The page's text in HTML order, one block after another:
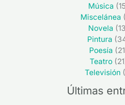
Música
Miscelánea
Novela
Pintura
Poesía
Teatro
Televisión
Últimas